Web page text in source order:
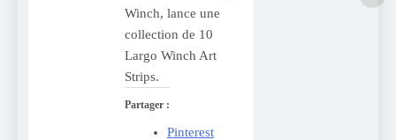
Winch, lance une
collection de 10
Largo Winch Art
Strips.
Partager :
Pinterest